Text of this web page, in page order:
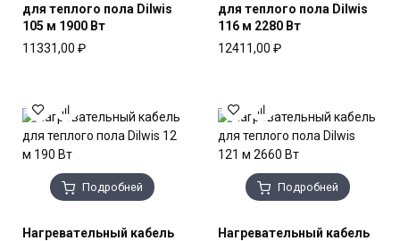
для теплого пола Dilwis
105 м 1900 Вт
11331,00 ₽
для теплого пола Dilwis
116 м 2280 Вт
12411,00 ₽
Подробней
Нагревательный кабель
Подробней
Нагревательный кабель